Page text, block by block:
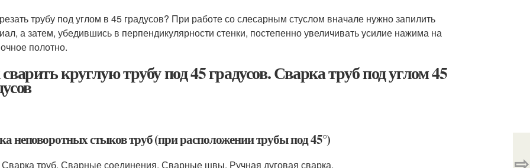
трубу под углом в 45 градусов? При работе со слесарным стуслом вначале нужно запилить
а затем, убедившись в перпендикулярности стенки, постепенно увеличивать усилие нажима на
полотно.
круглую трубу под 45 градусов. Сварка труб под углом 45
неповоротных стыков труб (при расположении трубы под 45°)
труб, Сварные соединения, Сварные швы, Ручная дуговая сварка.